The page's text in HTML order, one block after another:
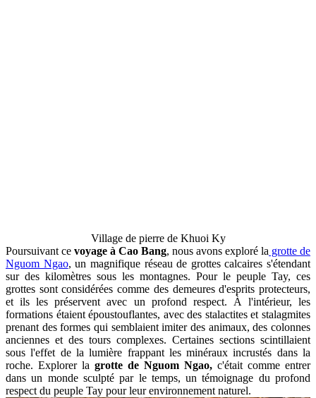
Village de pierre de Khuoi Ky
Poursuivant ce voyage à Cao Bang, nous avons exploré la grotte de
Nguom Ngao, un magnifique réseau de grottes calcaires s'étendant
sur des kilomètres sous les montagnes. Pour le peuple Tay, ces
grottes sont considérées comme des demeures d'esprits protecteurs,
et ils les préservent avec un profond respect. À l'intérieur, les
formations étaient époustouflantes, avec des stalactites et stalagmites
prenant des formes qui semblaient imiter des animaux, des colonnes
anciennes et des tours complexes. Certaines sections scintillaient
sous l'effet de la lumière frappant les minéraux incrustés dans la
roche. Explorer la grotte de Nguom Ngao, c'était comme entrer
dans un monde sculpté par le temps, un témoignage du profond
respect du peuple Tay pour leur environnement naturel.